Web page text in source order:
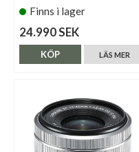
Finns i lager
24.990 SEK
LÄS MER
KÖP